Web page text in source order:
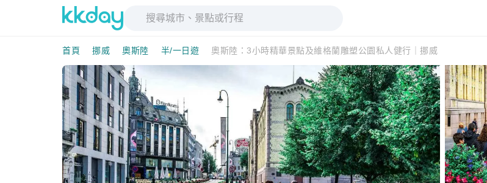
首頁 挪威 奧斯陸 半/一日遊 奧斯陸：3小時精華景點及維格蘭雕塑公園私人健行｜挪威